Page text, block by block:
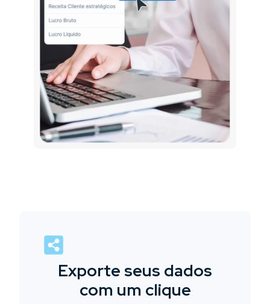
Exporte seus dados
com um clique